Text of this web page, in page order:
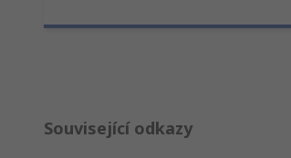
Související odkazy